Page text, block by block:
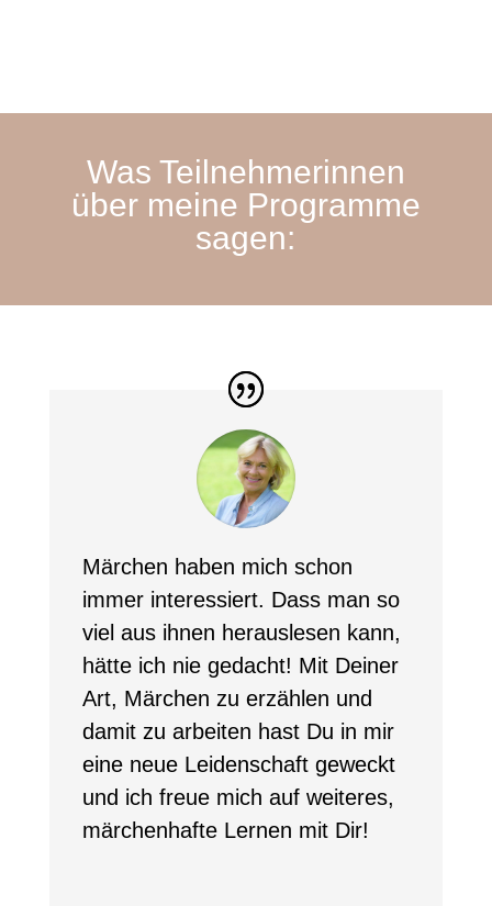
Was Teilnehmerinnen
über meine Programme
sagen:
Märchen haben mich schon
immer interessiert. Dass man so
viel aus ihnen herauslesen kann,
hätte ich nie gedacht! Mit Deiner
Art, Märchen zu erzählen und
damit zu arbeiten hast Du in mir
eine neue Leidenschaft geweckt
und ich freue mich auf weiteres,
märchenhafte Lernen mit Dir!